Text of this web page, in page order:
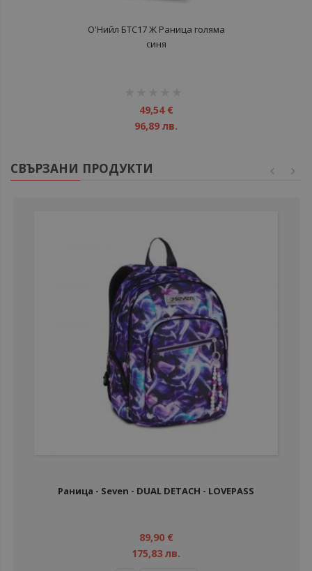
О'Нийл БТС17 Ж Раница голяма
синя
49,54 €
96,89 лв.
СВЪРЗАНИ ПРОДУКТИ
Раница - Seven - DUAL DETACH - LOVEPASS
89,90 €
175,83 лв.